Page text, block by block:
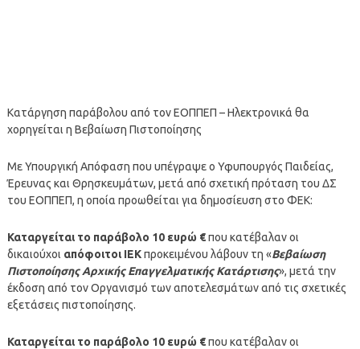
Κατάργηση παράβολου από τον ΕΟΠΠΕΠ – Ηλεκτρονικά θα
χορηγείται η Βεβαίωση Πιστοποίησης
Με Υπουργική Απόφαση που υπέγραψε ο Υφυπουργός Παιδείας,
Έρευνας και Θρησκευμάτων, μετά από σχετική πρόταση του ΔΣ
του ΕΟΠΠΕΠ, η οποία προωθείται για δημοσίευση στο ΦΕΚ:
Καταργείται το παράβολο 10 ευρώ €που κατέβαλαν οι
δικαιούχοι απόφοιτοι ΙΕΚπροκειμένου λάβουν τη «Βεβαίωση
Πιστοποίησης Αρχικής Επαγγελματικής Κατάρτισης», μετά την
έκδοση από τον Οργανισμό των αποτελεσμάτων από τις σχετικές
εξετάσεις πιστοποίησης.
Καταργείται το παράβολο 10 ευρώ €που κατέβαλαν οι